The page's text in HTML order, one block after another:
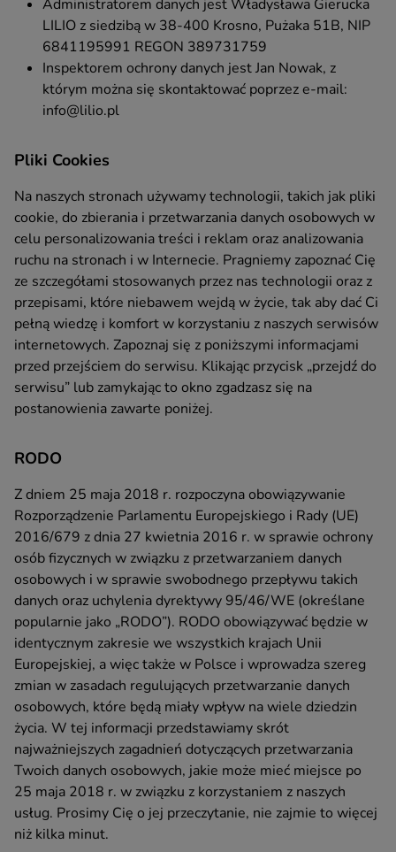
Administratorem danych jest Władysława Gierucka
LILIO z siedzibą w 38-400 Krosno, Pużaka 51B, NIP
6841195991 REGON 389731759
Inspektorem ochrony danych jest Jan Nowak, z
którym można się skontaktować poprzez e-mail:
info@lilio.pl
Pliki Cookies
Na naszych stronach używamy technologii, takich jak pliki
cookie, do zbierania i przetwarzania danych osobowych w
celu personalizowania treści i reklam oraz analizowania
ruchu na stronach i w Internecie. Pragniemy zapoznać Cię
ze szczegółami stosowanych przez nas technologii oraz z
przepisami, które niebawem wejdą w życie, tak aby dać Ci
pełną wiedzę i komfort w korzystaniu z naszych serwisów
internetowych. Zapoznaj się z poniższymi informacjami
przed przejściem do serwisu. Klikając przycisk „przejdź do
serwisu” lub zamykając to okno zgadzasz się na
postanowienia zawarte poniżej.
RODO
Z dniem 25 maja 2018 r. rozpoczyna obowiązywanie
Rozporządzenie Parlamentu Europejskiego i Rady (UE)
2016/679 z dnia 27 kwietnia 2016 r. w sprawie ochrony
osób fizycznych w związku z przetwarzaniem danych
osobowych i w sprawie swobodnego przepływu takich
danych oraz uchylenia dyrektywy 95/46/WE (określane
popularnie jako „RODO”). RODO obowiązywać będzie w
identycznym zakresie we wszystkich krajach Unii
Europejskiej, a więc także w Polsce i wprowadza szereg
zmian w zasadach regulujących przetwarzanie danych
osobowych, które będą miały wpływ na wiele dziedzin
życia. W tej informacji przedstawiamy skrót
najważniejszych zagadnień dotyczących przetwarzania
Twoich danych osobowych, jakie może mieć miejsce po
25 maja 2018 r. w związku z korzystaniem z naszych
usług. Prosimy Cię o jej przeczytanie, nie zajmie to więcej
niż kilka minut.